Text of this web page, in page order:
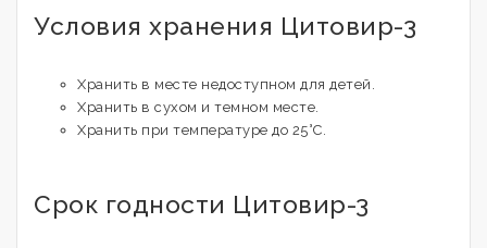
Условия хранения Цитовир-3
Хранить в месте недоступном для детей.
Хранить в сухом и темном месте.
Хранить при температуре до 25°С.
Срок годности Цитовир-3